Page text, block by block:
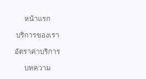
หน้าแรก
บริการของเรา
อัตราค่าบริการ
บทความ